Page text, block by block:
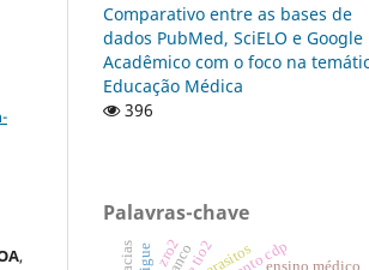
,
Comparativo entre as bases de
dados PubMed, SciELO e Google
Acadêmico com o foco na
Educação Médica
396
Palavras-chave
ensino médico
zro2